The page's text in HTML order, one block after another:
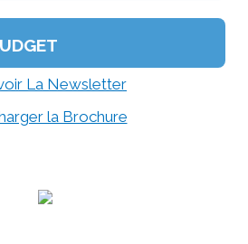
La Newsletter
la Brochure